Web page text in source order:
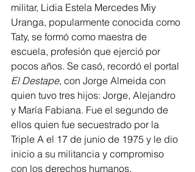
militar, Lidia Estela Mercedes Miy
Uranga, popularmente conocida como
Taty, se formó como maestra de
escuela, profesión que ejerció por
pocos años. Se casó, recordó el portal
El Destape, con Jorge Almeida con
quien tuvo tres hijos: Jorge, Alejandro
y María Fabiana. Fue el segundo de
ellos quien fue secuestrado por la
Triple A el 17 de junio de 1975 y le dio
inicio a su militancia y compromiso
con los derechos humanos.